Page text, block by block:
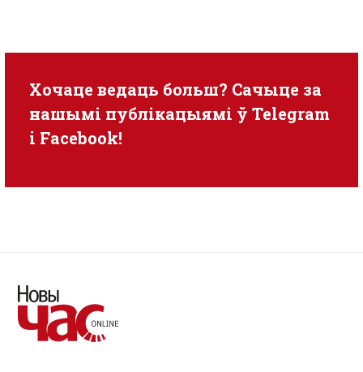
Хочаце ведаць больш? Сачыце за
нашымі публікацыямі ў Telegram
i Facebook!